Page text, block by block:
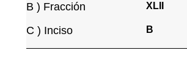
B ) Fracción XLII
C ) Inciso B